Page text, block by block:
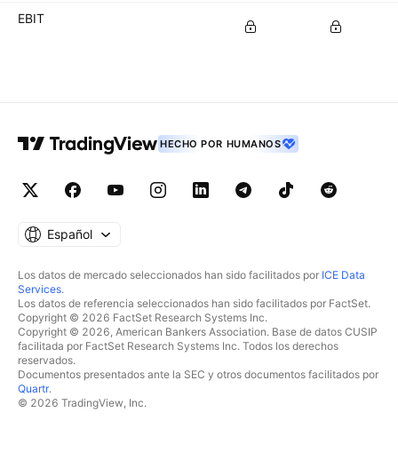
EBIT
HECHO POR HUMANOS
Español
Los datos de mercado seleccionados han sido facilitados por ICE Data
Services.
Los datos de referencia seleccionados han sido facilitados por FactSet.
Copyright © 2026 FactSet Research Systems Inc.
Copyright © 2026, American Bankers Association. Base de datos CUSIP
facilitada por FactSet Research Systems Inc. Todos los derechos
reservados.
Documentos presentados ante la SEC y otros documentos facilitados por
Quartr.
© 2026 TradingView, Inc.